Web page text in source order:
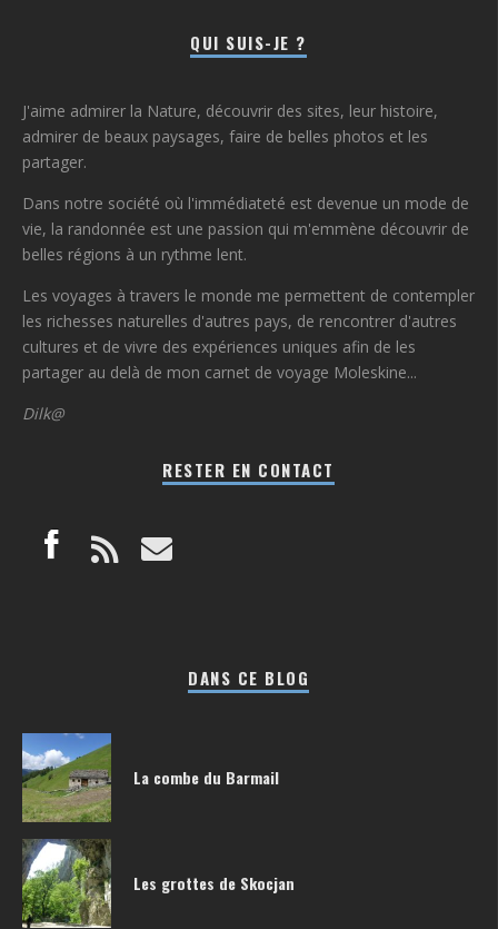
QUI SUIS-JE ?
J'aime admirer la Nature, découvrir des sites, leur histoire,
admirer de beaux paysages, faire de belles photos et les
partager.
Dans notre société où l'immédiateté est devenue un mode de
vie, la randonnée est une passion qui m'emmène découvrir de
belles régions à un rythme lent.
Les voyages à travers le monde me permettent de contempler
les richesses naturelles d'autres pays, de rencontrer d'autres
cultures et de vivre des expériences uniques afin de les
partager au delà de mon carnet de voyage Moleskine...
Dilk@
RESTER EN CONTACT
DANS CE BLOG
La combe du Barmail
Les grottes de Skocjan